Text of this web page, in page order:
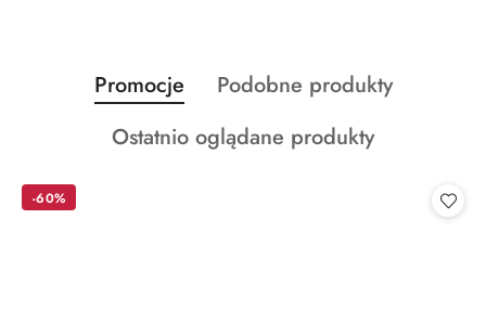
Pomiń karuzelę produktów
Produkty
o
statusie:
Promocje
Produkty
statusie:
Podobne produkty
Produkty
Ostatnio oglądane produkty
-60%